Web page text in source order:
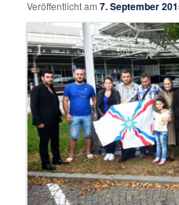
Veröffentlicht am7. September